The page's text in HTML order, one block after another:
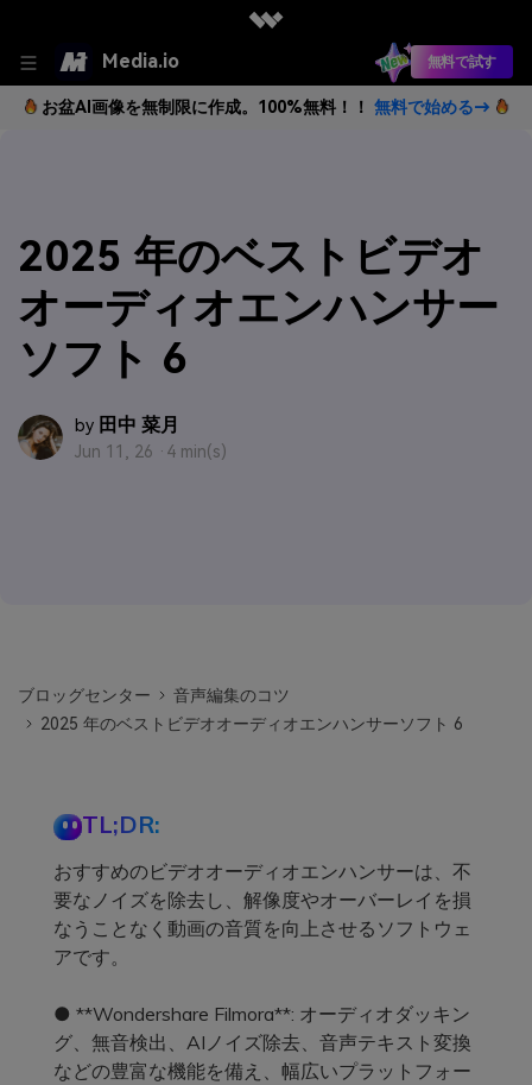
Media.io 無料で試す
お盆AI画像を無制限に作成。100%無料！！ 無料で始める→
2025 年のベストビデオ
オーディオエンハンサー
ソフト 6
by 田中 菜月
Jun 11, 26 · 4 min(s)
ブロッグセンター
音声編集のコツ
2025 年のベストビデオオーディオエンハンサーソフト 6
TL;DR:
おすすめのビデオオーディオエンハンサーは、不
要なノイズを除去し、解像度やオーバーレイを損
なうことなく動画の音質を向上させるソフトウェ
アです。
● **Wondershare Filmora**: オーディオダッキン
グ、無音検出、AIノイズ除去、音声テキスト変換
などの豊富な機能を備え、幅広いプラットフォー